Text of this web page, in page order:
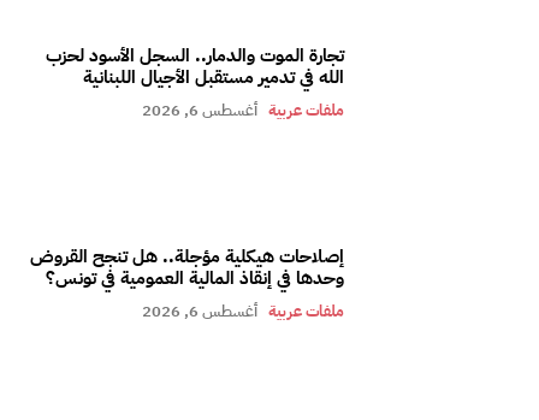
تجارة الموت والدمار.. السجل الأسود لحزب
الله في تدمير مستقبل الأجيال اللبنانية
ملفات عربية أغسطس 6, 2026
إصلاحات هيكلية مؤجلة.. هل تنجح القروض
وحدها في إنقاذ المالية العمومية في تونس؟
ملفات عربية أغسطس 6, 2026